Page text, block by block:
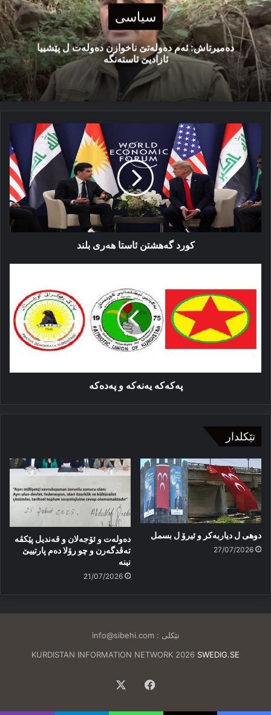
سیاسی
دەمیرتاش: ئەم دەولەتێ ناخوازن دەولەت ل پێشییا
ئازادیێ ئاستەنگە
کورد
گەهشتن
ئاستا
هه‌ری
بلند
کورد گەهشتن ئاستا هه‌ری بلند
پەکەکە
و
پەدەکە
پەکەکە یەنەکە و پەدەکە
تێکلدار
دوهی ل دیاربەکر و ئیرۆ ل بسمل
27/07/2026
دەولەت و ئۆجەلان و قەندیل پێکڤە
تەڤدگەرن و چو رۆلا دەم پارتییێ
نینە
21/07/2026
تێکلی :info@sibehi.com
KURDISTAN INFORMATION NETWORK 2026 SWEDIG.SE
Facebook